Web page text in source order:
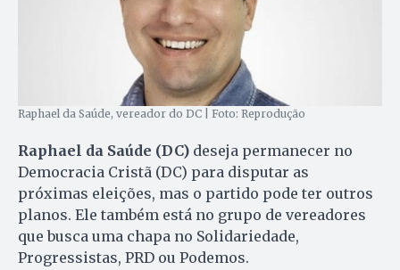
Raphael da Saúde, vereador do DC | Foto: Reprodução
Raphael da Saúde (DC) deseja permanecer no
Democracia Cristã (DC) para disputar as
próximas eleições, mas o partido pode ter outros
planos. Ele também está no grupo de vereadores
que busca uma chapa no Solidariedade,
Progressistas, PRD ou Podemos.